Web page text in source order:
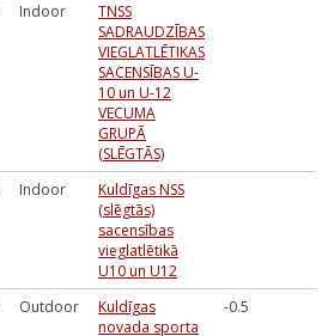
Indoor
TNSS
SADRAUDZĪBAS
VIEGLATLĒTIKAS
SACENSĪBAS U-
10 un U-12
VECUMA
GRUPĀ
(SLĒGTĀS)
Indoor
Kuldīgas NSS
(slēgtās)
sacensības
vieglatlētikā
U10 un U12
Outdoor
Kuldīgas
novada sporta
-0.5